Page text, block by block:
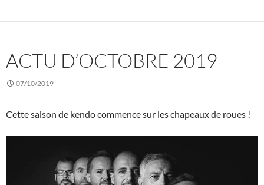
ACTU D’OCTOBRE 2019
07/10/2019
Cette saison de kendo commence sur les chapeaux de roues !